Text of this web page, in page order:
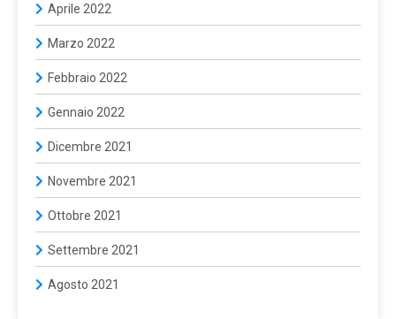
Aprile 2022
Marzo 2022
Febbraio 2022
Gennaio 2022
Dicembre 2021
Novembre 2021
Ottobre 2021
Settembre 2021
Agosto 2021